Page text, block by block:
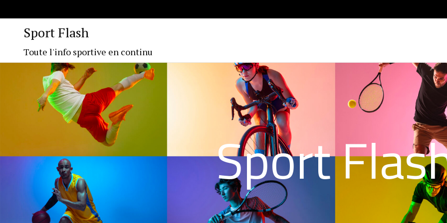
Sport Flash
Toute l'info sportive en continu
Sport